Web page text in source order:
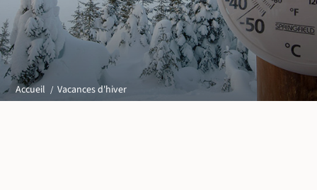
Accueil Vacances d'hiver